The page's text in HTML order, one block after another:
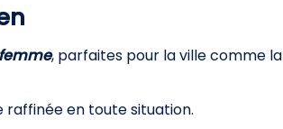
, parfaites pour la ville comme la
en toute situation.